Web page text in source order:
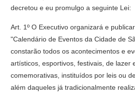
decretou e eu promulgo a seguinte Lei:
Art. 1º O Executivo organizará e
"Calendário de Eventos da Cidade de
constarão todos os acontecimentos e
artísticos, esportivos, festivais, de lazer
comemorativas, instituídos por leis ou
além daqueles já tradicionalmente